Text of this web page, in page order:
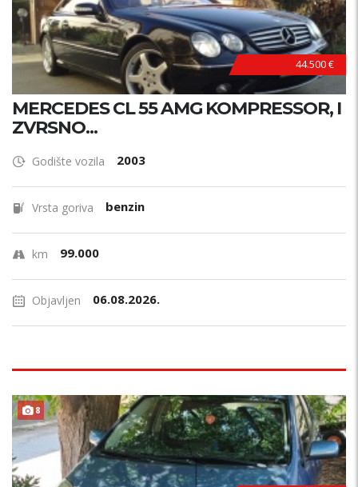
44.500 €
MERCEDES CL 55 AMG KOMPRESSOR, I
ZVRSNO...
Godište vozila 2003
Vrsta goriva benzin
km 99.000
Objavljen 06.08.2026.
8